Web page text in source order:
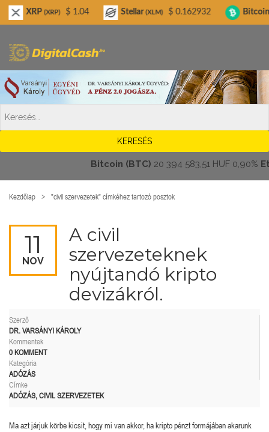
Bitcoin (BTC)20 394 583,51 HUF0,90%
Kezdőlap "civil szervezetek" címkéhez tartozó posztok
11
NOV
A civil
szervezeteknek
nyújtandó kripto
devizákról.
Szerző
DR. VARSÁNYI KÁROLY
Kommentek
0 KOMMENT
Kategória
ADÓZÁS
Címke
ADÓZÁS, CIVIL SZERVEZETEK
Ma azt járjuk körbe kicsit, hogy mi van akkor, ha kripto pénzt formájában akarunk
(XRP) $ 1.04 Stellar(XLM) $ 0.162932 Bitcoin Cash
Digitalcash.hu